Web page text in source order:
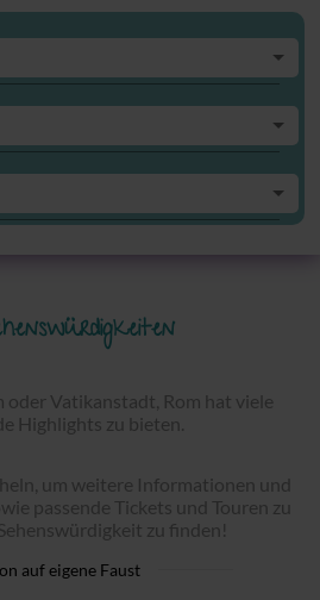
oder Vatikanstadt, Rom hat viele
Highlights zu bieten.
um weitere Informationen und
passende Tickets und Touren zu
zu finden!